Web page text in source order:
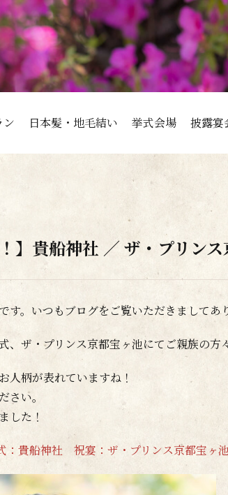
ン 日本髪・地毛結い 挙式会場 披露宴
】貴船神社 ／ ザ・プリン
す。いつもブログをご覧いただきましてあ
、ザ・プリンス京都宝ヶ池にてご親族の
人柄が表れていますね！
さい。
した！
：貴船神社 祝宴：ザ・プリンス京都宝